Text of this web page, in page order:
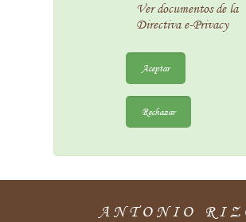
Ver documentos de la
Directiva e-Privacy
Aceptar
Rechazar
ANTONIO